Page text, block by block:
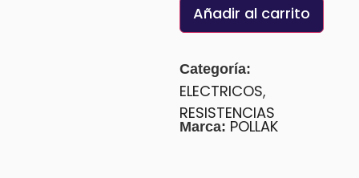
Añadir al carrito
Categoría:
ELECTRICOS,
RESISTENCIAS
Marca: POLLAK